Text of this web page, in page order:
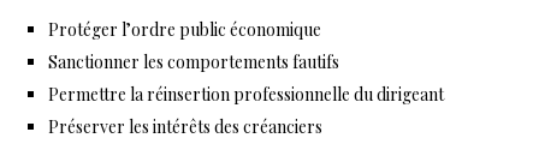
Protéger l’ordre public économique
Sanctionner les comportements fautifs
Permettre la réinsertion professionnelle du dirigeant
Préserver les intérêts des créanciers